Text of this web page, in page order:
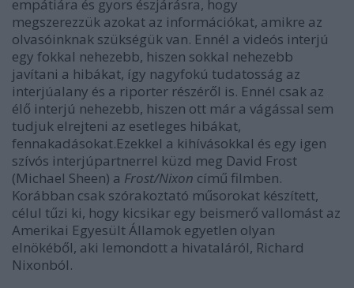
empátiára és gyors észjárásra, hogy
megszerezzük azokat az információkat, amikre az
olvasóinknak szükségük van. Ennél a videós interjú
egy fokkal nehezebb, hiszen sokkal nehezebb
javítani a hibákat, így nagyfokú tudatosság az
interjúalany és a riporter részéről is. Ennél csak az
élő interjú nehezebb, hiszen ott már a vágással sem
tudjuk elrejteni az esetleges hibákat,
fennakadásokat.Ezekkel a kihívásokkal és egy igen
szívós interjúpartnerrel küzd meg David Frost
(Michael Sheen) a Frost/Nixon című filmben.
Korábban csak szórakoztató műsorokat készített,
célul tűzi ki, hogy kicsikar egy beismerő vallomást az
Amerikai Egyesült Államok egyetlen olyan
elnökéből, aki lemondott a hivataláról, Richard
Nixonból.